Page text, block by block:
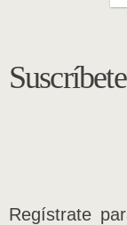
Regístrate